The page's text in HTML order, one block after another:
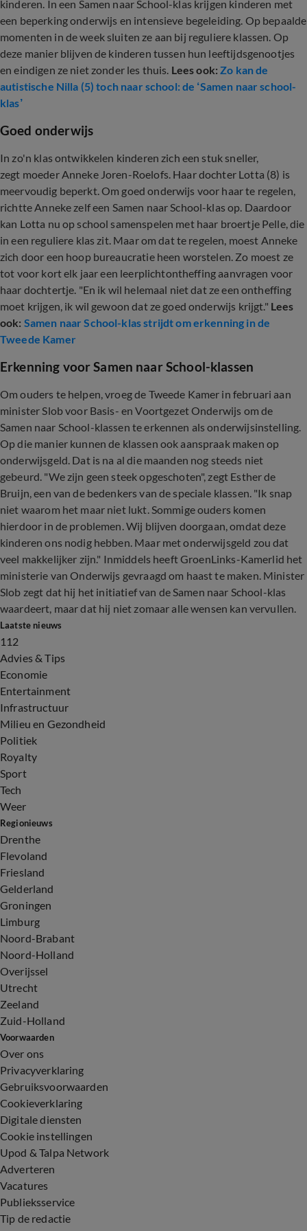
kinderen. In een Samen naar School-klas krijgen kinderen met
een beperking onderwijs en intensieve begeleiding. Op bepaalde
momenten in de week sluiten ze aan bij reguliere klassen. Op
deze manier blijven de kinderen tussen hun leeftijdsgenootjes
en eindigen ze niet zonder les thuis. Lees ook:Zo kan de
autistische Nilla (5) toch naar school: de ‘Samen naar school-
klas’
Goed onderwijs
In zo'n klas ontwikkelen kinderen zich een stuk sneller,
zegt moeder Anneke Joren-Roelofs. Haar dochter Lotta (8) is
meervoudig beperkt. Om goed onderwijs voor haar te regelen,
richtte Anneke zelf een Samen naar School-klas op. Daardoor
kan Lotta nu op school samenspelen met haar broertje Pelle, die
in een reguliere klas zit. Maar om dat te regelen, moest Anneke
zich door een hoop bureaucratie heen worstelen. Zo moest ze
tot voor kort elk jaar een leerplichtontheffing aanvragen voor
haar dochtertje. "En ik wil helemaal niet dat ze een ontheffing
moet krijgen, ik wil gewoon dat ze goed onderwijs krijgt." Lees
ook: Samen naar School-klas strijdt om erkenning in de
Tweede Kamer
Erkenning voor Samen naar School-klassen
Om ouders te helpen, vroeg de Tweede Kamer in februari aan
minister Slob voor Basis- en Voortgezet Onderwijs om de
Samen naar School-klassen te erkennen als onderwijsinstelling.
Op die manier kunnen de klassen ook aanspraak maken op
onderwijsgeld. Dat is na al die maanden nog steeds niet
gebeurd. "We zijn geen steek opgeschoten", zegt Esther de
Bruijn, een van de bedenkers van de speciale klassen. "Ik snap
niet waarom het maar niet lukt. Sommige ouders komen
hierdoor in de problemen. Wij blijven doorgaan, omdat deze
kinderen ons nodig hebben. Maar met onderwijsgeld zou dat
veel makkelijker zijn." Inmiddels heeft GroenLinks-Kamerlid het
ministerie van Onderwijs gevraagd om haast te maken. Minister
Slob zegt dat hij het initiatief van de Samen naar School-klas
waardeert, maar dat hij niet zomaar alle wensen kan vervullen.
Laatste nieuws
112
Advies & Tips
Economie
Entertainment
Infrastructuur
Milieu en Gezondheid
Politiek
Royalty
Sport
Tech
Weer
Regionieuws
Drenthe
Flevoland
Friesland
Gelderland
Groningen
Limburg
Noord-Brabant
Noord-Holland
Overijssel
Utrecht
Zeeland
Zuid-Holland
Voorwaarden
Over ons
Privacyverklaring
Gebruiksvoorwaarden
Cookieverklaring
Digitale diensten
Cookie instellingen
Upod & Talpa Network
Adverteren
Vacatures
Publieksservice
Tip de redactie